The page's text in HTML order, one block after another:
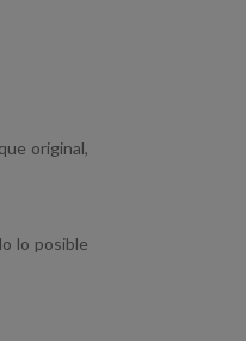
original,
lo posible